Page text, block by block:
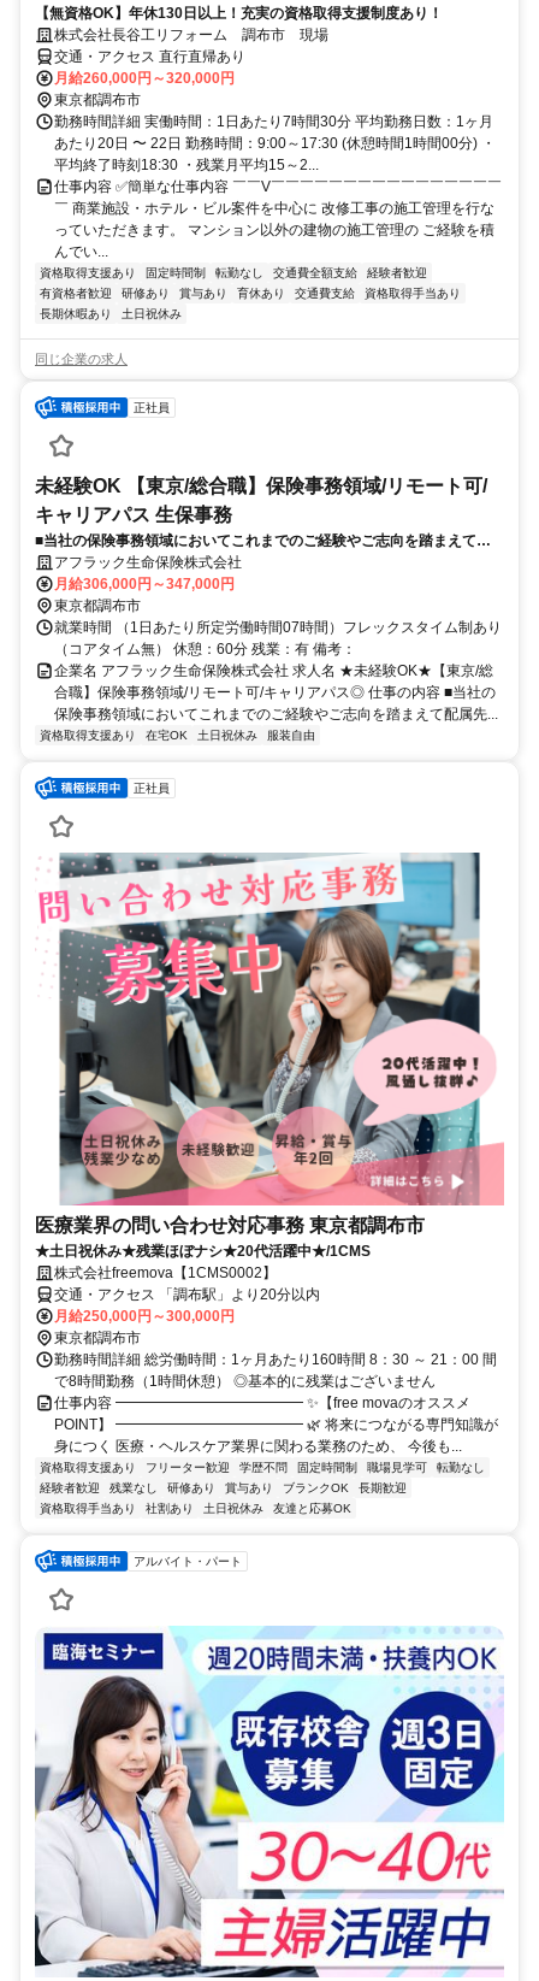
【無資格OK】年休130日以上！充実の資格取得支援制度あり！
株式会社長谷工リフォーム 調布市 現場
交通・アクセス 直行直帰あり
月給260,000円～320,000円
東京都調布市
勤務時間詳細 実働時間：1日あたり7時間30分 平均勤務日数：1ヶ月
あたり20日 〜 22日 勤務時間：9:00～17:30 (休憩時間1時間00分) ・
平均終了時刻18:30 ・残業月平均15～2...
仕事内容 ✅簡単な仕事内容 ￣￣V￣￣￣￣￣￣￣￣￣￣￣￣￣￣￣￣
￣ 商業施設・ホテル・ビル案件を中心に 改修工事の施工管理を行な
っていただきます。 マンション以外の建物の施工管理の ご経験を積
んでい...
資格取得支援あり 固定時間制 転勤なし 交通費全額支給
経験者歓迎
有資格者歓迎
研修あり 賞与あり 育休あり 交通費支給
資格取得手当あり
長期休暇あり
土日祝休み
同じ企業の求人
正社員
未経験OK 【東京/総合職】保険事務領域/リモート可/
キャリアパス 生保事務
■当社の保険事務領域においてこれまでのご経験やご志向を踏まえて配
属先を決定いたします。【具体的な業務】◎保険申込みの承諾に関する
業務（契約部）◎保険契約（第一分野・第三分野）の引受可否判断業務
（契約
アフラック生命保険株式会社
月給306,000円～347,000円
東京都調布市
就業時間 （1日あたり所定労働時間07時間）フレックスタイム制あり
（コアタイム無） 休憩：60分 残業：有 備考：
企業名 アフラック生命保険株式会社 求人名 ★未経験OK★【東京/総
合職】保険事務領域/リモート可/キャリアパス◎ 仕事の内容 ■当社の
保険事務領域においてこれまでのご経験やご志向を踏まえて配属先...
資格取得支援あり 在宅OK 土日祝休み 服装自由
正社員
医療業界の問い合わせ対応事務 東京都調布市
★土日祝休み★残業ほぼナシ★20代活躍中★/1CMS
株式会社freemova【1CMS0002】
交通・アクセス 「調布駅」より20分以内
月給250,000円～300,000円
東京都調布市
勤務時間詳細 総労働時間：1ヶ月あたり160時間 8：30 ～ 21：00 間
で8時間勤務（1時間休憩） ◎基本的に残業はございません
仕事内容 ━━━━━━━━━━━━━ ✨【free movaのオススメ
POINT】 ━━━━━━━━━━━━━ 🌿 将来につながる専門知識が
身につく 医療・ヘルスケア業界に関わる業務のため、 今後も...
資格取得支援あり フリーター歓迎 学歴不問 固定時間制 職場見学可
転勤なし
経験者歓迎
残業なし 研修あり 賞与あり ブランクOK
長期歓迎
資格取得手当あり
社割あり 土日祝休み 友達と応募OK
アルバイト・パート